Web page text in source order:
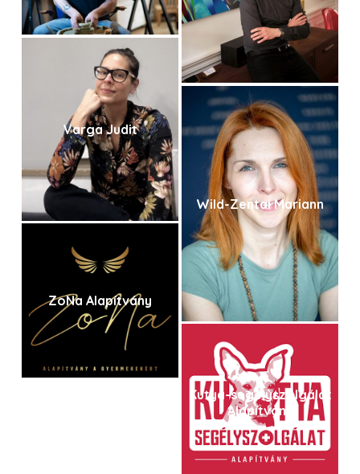
Varga Judit
Wild-Zentai Mariann
ZoNa Alapítvány
Kutya-segélyszolgálat
Alapítvány